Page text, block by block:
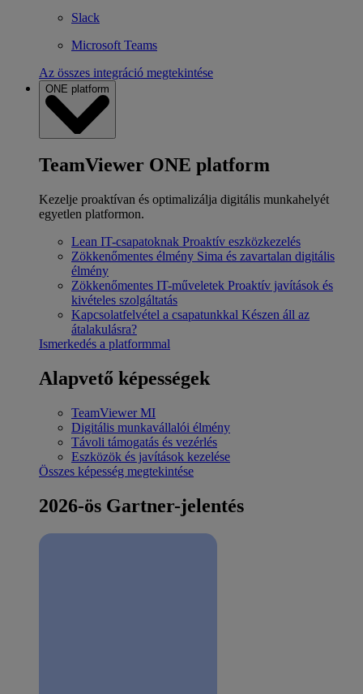
Slack
Microsoft Teams
Az összes integráció megtekintése
ONE platform
TeamViewer ONE platform
Kezelje proaktívan és optimalizálja digitális munkahelyét
egyetlen platformon.
Lean IT-csapatoknak Proaktív eszközkezelés
Zökkenőmentes élmény Sima és zavartalan digitális
élmény
Zökkenőmentes IT-műveletek Proaktív javítások és
kivételes szolgáltatás
Kapcsolatfelvétel a csapatunkkal Készen áll az
átalakulásra?
Ismerkedés a platformmal
Alapvető képességek
TeamViewer MI
Digitális munkavállalói élmény
Távoli támogatás és vezérlés
Eszközök és javítások kezelése
Összes képesség megtekintése
2026-ös Gartner-jelentés